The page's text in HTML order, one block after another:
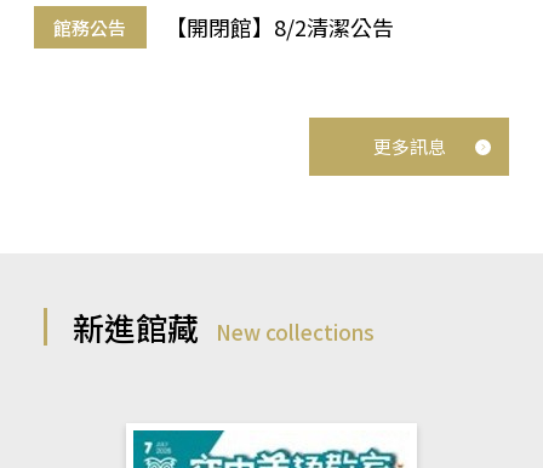
館務公告 【開閉館】8/2清潔公告
更多訊息
新進館藏 New collections